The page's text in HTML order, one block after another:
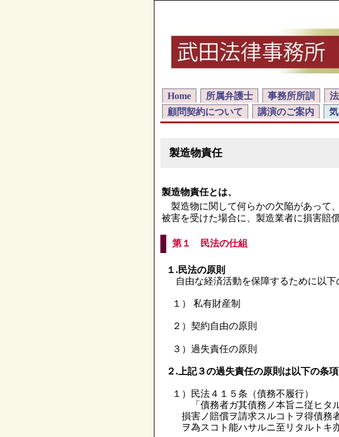
Home 所属弁護士 事務所所訓
顧問契約について
講演のご案内
製造物責任
製造物責任とは、
製造物に関して何らかの欠陥があって
被害を受けた場合に、製造業者に損害賠
第１ 民法の仕組
１.民法の原則
自由な経済活動を保障するために以下
１） 私有財産制
２）契約自由の原則
３）過失責任の原則
２.上記３の過失責任の原則は以下の条
１）民法４１５条（債務不履行）
「債務者ガ其債務ノ本旨ニ従ヒタ
損害ノ賠償ヲ請求スルコトヲ得債務
ヲ為スコト能ハサルニ至リタルトキ